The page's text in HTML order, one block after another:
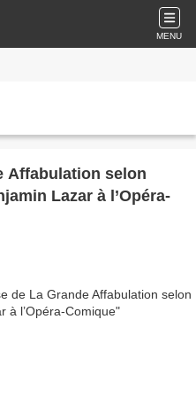
MENU
Affabulation selon
Lazar à l’Opéra-